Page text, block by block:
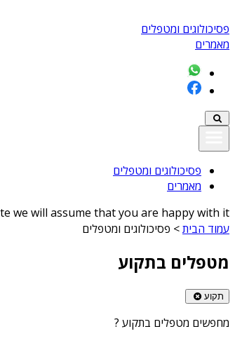
פסיכולוגים ומטפלים
מאמרים
פסיכולוגים ומטפלים
מאמרים
we will assume that you are happy with it
עמוד הבית> פסיכולוגים ומטפלים
מטפלים בתקוע
תקוע
מחפשים מטפלים בתקוע ?